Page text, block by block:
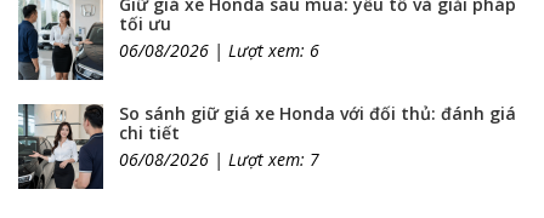
tối ưu
06/08/2026 | Lượt xem: 6
So sánh giữ giá xe Honda với đối thủ: đánh giá
chi tiết
06/08/2026 | Lượt xem: 7